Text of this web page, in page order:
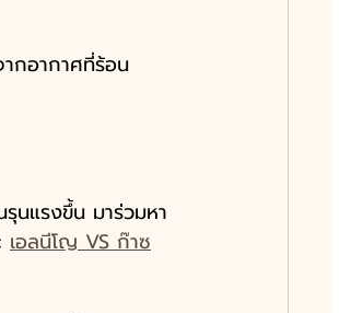
กอากาศที่ร้อน
นแรงขึ้น มาร่วมหา
เอลนีโญ VS ก๊าซ